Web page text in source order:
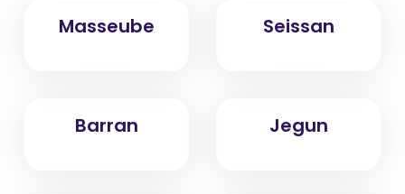
Masseube Seissan
Barran Jegun